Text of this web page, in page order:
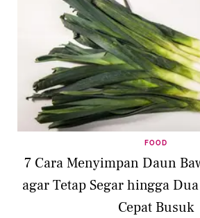
FOOD
7 Cara Menyimpan Daun
agar Tetap Segar hingga
Cepat Busuk